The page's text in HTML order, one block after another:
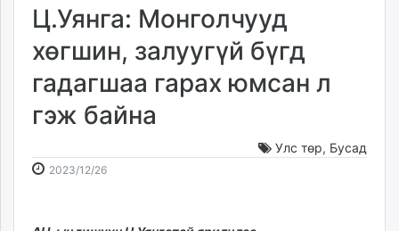
Төрийн
Нийслэлийн
dorgio.mn
Gogo.mn
news.mn
zindaa.mn
Ц.Уянга: Монголчууд
хөгшин, залуугүй бүгд
гадагшаа гарах юмсан л
гэж байна
Улс төр, Бусад
2023/12/262023-
2026-